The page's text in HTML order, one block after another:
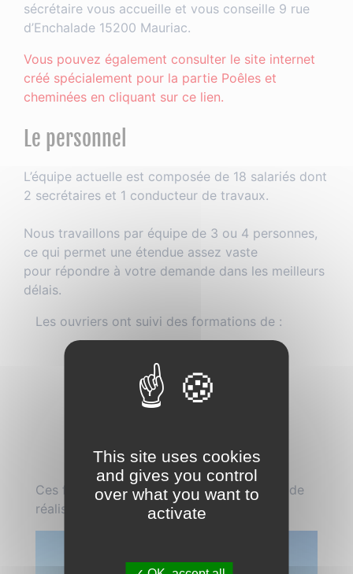
sécrétaire vous accueille et vous conseille 9 rue
d’Enchalade 15200 Mauriac.
Vous pouvez également consulter le site internet
créé spécialement pour la partie Poêles et
cheminées en cliquant sur ce lien.
Le personnel
L’équipe actuelle est composée de 18 salariés dont
2 secrétaires et 1 conducteur de travaux.
Nous travaillons par équipe de 3 ou 4 personnes,
ce qui permet une étendue assez vaste
pour répondre à votre demande dans les meilleurs
délais.
Les ouvriers ont suivi des formations de :
Montage, démontage &
échafaudage
Travail en hauteur
CACES
Ces formations permettent à nos ouvriers de
réaliser les chantiers en toute sécurité.
This site uses cookies
and gives you control
over what you want to
activate